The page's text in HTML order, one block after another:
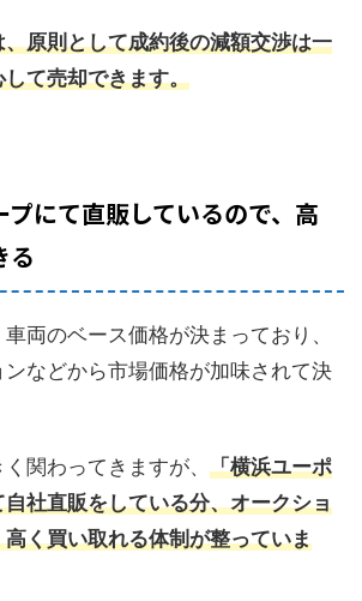
原則として成約後の減額交渉は一
て売却できます。
にて直販しているので、高
る
両のベース価格が決まっており、
などから市場価格が加味されて決
関わってきますが、 「横浜ユーポ
社直販をしている分、オークショ
く買い取れる体制が整っていま